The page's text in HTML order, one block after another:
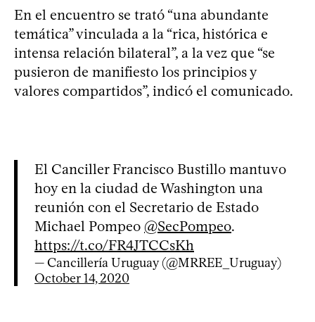
En el encuentro se trató “una abundante
temática” vinculada a la “rica, histórica e
intensa relación bilateral”, a la vez que “se
pusieron de manifiesto los principios y
valores compartidos”, indicó el comunicado.
El Canciller Francisco Bustillo mantuvo
hoy en la ciudad de Washington una
reunión con el Secretario de Estado
Michael Pompeo @SecPompeo.
https://t.co/FR4JTCCsKh
— Cancillería Uruguay (@MRREE_Uruguay)
October 14, 2020